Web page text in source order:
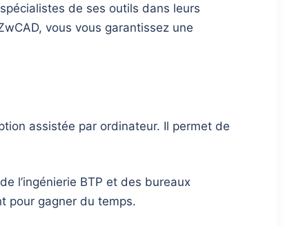
de ses outils dans leurs
vous vous garantissez une
assistée par ordinateur. Il permet de
l’ingénierie BTP et des bureaux
pour gagner du temps.